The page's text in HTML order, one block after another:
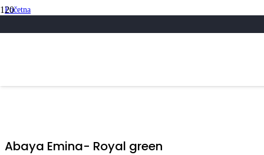
Početna
Abaya Emina- Royal green